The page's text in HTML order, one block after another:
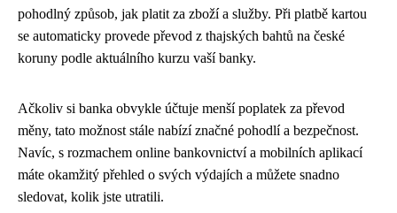
pohodlný způsob, jak platit za zboží a služby. Při platbě kartou
se automaticky provede převod z thajských bahtů na české
koruny podle aktuálního kurzu vaší banky.
Ačkoliv si banka obvykle účtuje menší poplatek za převod
měny, tato možnost stále nabízí značné pohodlí a bezpečnost.
Navíc, s rozmachem online bankovnictví a mobilních aplikací
máte okamžitý přehled o svých výdajích a můžete snadno
sledovat, kolik jste utratili.